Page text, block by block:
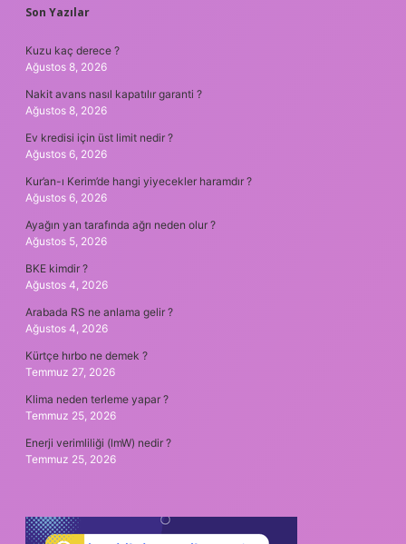
SIDEBAR
Son Yazılar
Kuzu kaç derece ?
Ağustos 8, 2026
Nakit avans nasıl kapatılır garanti ?
Ağustos 8, 2026
Ev kredisi için üst limit nedir ?
Ağustos 6, 2026
Kur’an-ı Kerim’de hangi yiyecekler haramdır ?
Ağustos 6, 2026
Ayağın yan tarafında ağrı neden olur ?
Ağustos 5, 2026
BKE kimdir ?
Ağustos 4, 2026
Arabada RS ne anlama gelir ?
Ağustos 4, 2026
Kürtçe hırbo ne demek ?
Temmuz 27, 2026
Klima neden terleme yapar ?
Temmuz 25, 2026
Enerji verimliliği (lmW) nedir ?
Temmuz 25, 2026